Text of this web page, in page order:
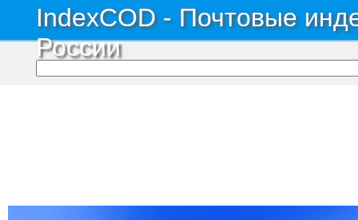
IndexCOD - Почтовые
России